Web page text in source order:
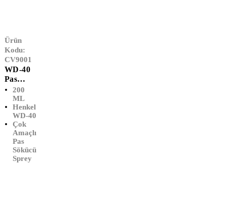
Ürün
Kodu:
CV9001
WD-40
Pas
Sökücü
Sprey
(200
ML)
200
ML
Henkel
WD-40
Çok
Amaçlı
Pas
Sökücü
Sprey